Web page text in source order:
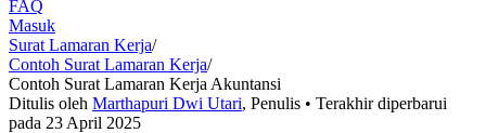
FAQ
Masuk
Surat Lamaran Kerja/
Contoh Surat Lamaran Kerja/
Contoh Surat Lamaran Kerja Akuntansi
Ditulis oleh Marthapuri Dwi Utari, Penulis • Terakhir diperbarui
pada 23 April 2025